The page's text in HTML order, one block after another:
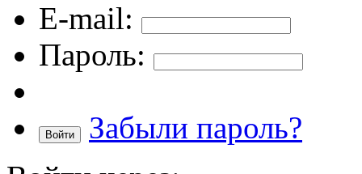
E-mail:
Пароль:
Забыли пароль?